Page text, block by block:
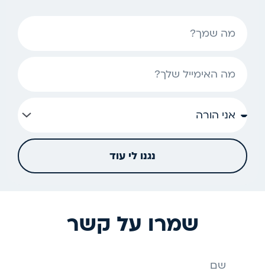
נגנו לי עוד
שמרו על קשר
שם